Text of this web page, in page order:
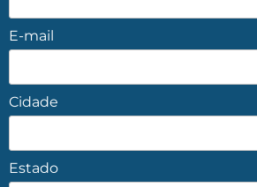
E-mail
Cidade
Estado